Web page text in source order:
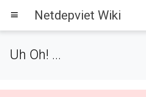
menu Netdepviet Wiki
Uh Oh! ...